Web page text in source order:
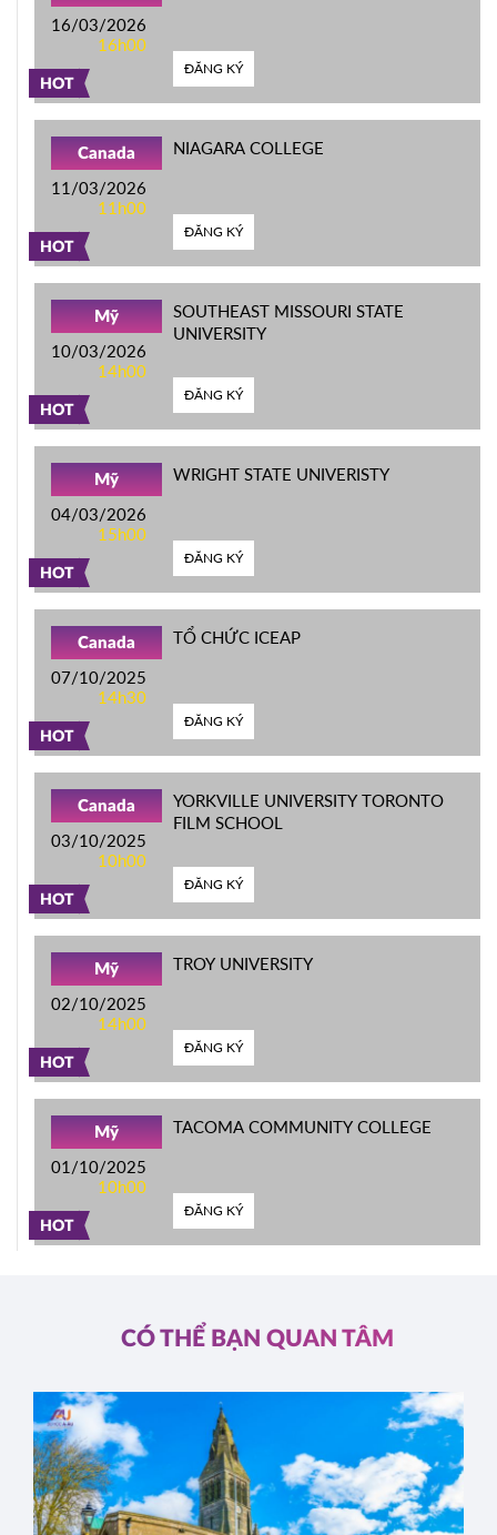
HOT
16/03/2026
16h00
ĐĂNG KÝ
HOT
Canada
11/03/2026
11h00
NIAGARA COLLEGE
ĐĂNG KÝ
HOT
Mỹ
10/03/2026
14h00
SOUTHEAST MISSOURI STATE
UNIVERSITY
ĐĂNG KÝ
HOT
Mỹ
04/03/2026
15h00
WRIGHT STATE UNIVERISTY
ĐĂNG KÝ
HOT
Canada
07/10/2025
14h30
TỔ CHỨC ICEAP
ĐĂNG KÝ
HOT
Canada
03/10/2025
10h00
YORKVILLE UNIVERSITY TORONTO
FILM SCHOOL
ĐĂNG KÝ
HOT
Mỹ
02/10/2025
14h00
TROY UNIVERSITY
ĐĂNG KÝ
HOT
Mỹ
01/10/2025
10h00
TACOMA COMMUNITY COLLEGE
ĐĂNG KÝ
CÓ THỂ BẠN QUAN TÂM